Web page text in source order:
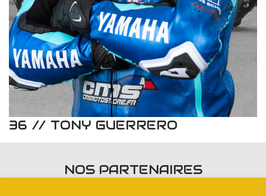
36 // TONY GUERRERO
NOS PARTENAIRES